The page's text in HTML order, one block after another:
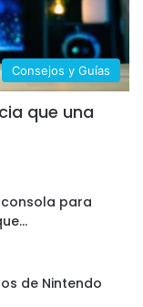
LIBRE
OLED
como
perfecta para
Consejos y Guías
que una
consola para
de Nintendo